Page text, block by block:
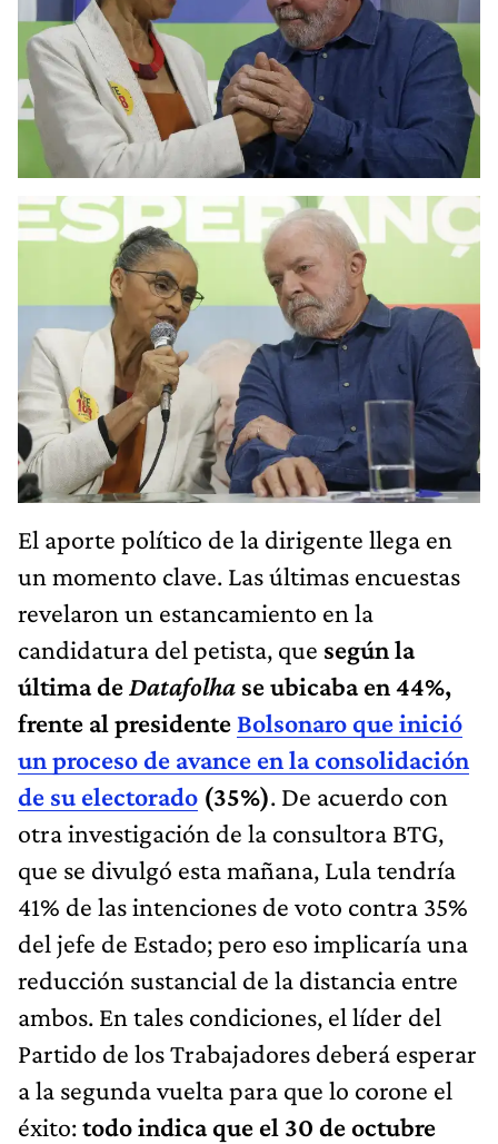
El aporte político de la dirigente llega en
un momento clave. Las últimas encuestas
revelaron un estancamiento en la
candidatura del petista, que según la
última deDatafolha se ubicaba en 44%,
frente al presidenteBolsonaro que inició
un proceso de avance en la consolidación
de su electorado (35%). De acuerdo con
otra investigación de la consultora BTG,
que se divulgó esta mañana, Lula tendría
41% de las intenciones de voto contra 35%
del jefe de Estado; pero eso implicaría una
reducción sustancial de la distancia entre
ambos. En tales condiciones, el líder del
Partido de los Trabajadores deberá esperar
a la segunda vuelta para que lo corone el
éxito:todo indica que el 30 de octubre